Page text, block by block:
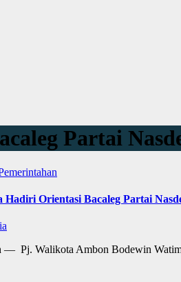
Partai
Orientasi Bacaleg Partai
Pj. Walikota Ambon Bodewin